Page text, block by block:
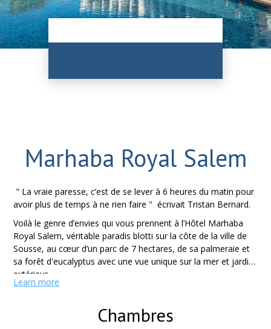
Marhaba Royal Salem
" La vraie paresse, c’est de se lever à 6 heures du matin pour
avoir plus de temps à ne rien faire " écrivait Tristan Bernard.
Voilà le genre d’envies qui vous prennent à l’Hôtel Marhaba
Royal Salem, véritable paradis blotti sur la côte de la ville de
Sousse, au cœur d’un parc de 7 hectares, de sa palmeraie et
sa forêt d'eucalyptus avec une vue unique sur la mer et jardin
extérieur.
Learn more
Chambres